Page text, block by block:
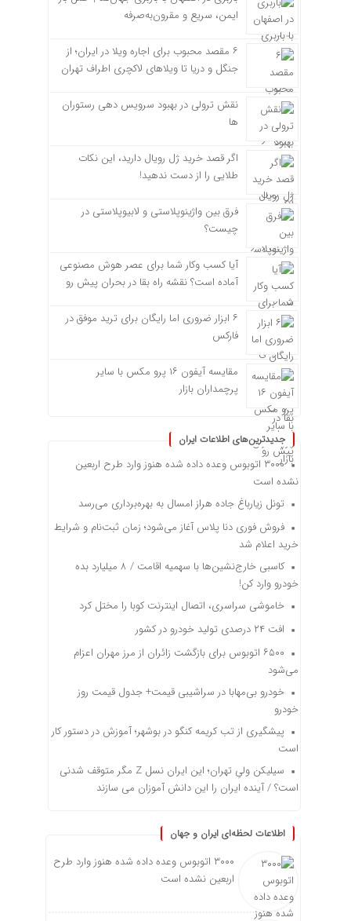
ایمن، سریع و مقرون‌به‌صرفه
۶ مقصد محبوب برای اجاره ویلا در ایران؛ از
جنگل و دریا تا ویلاهای لاکچری اطراف تهران
نقش ترولی در بهبود سرویس دهی رستوران
ها
اگر قصد خرید ژل رویال دارید، این نکات
طلایی را از دست ندهید!
فرق بین واژینوپلاستی و لابیوپلاستی در
چیست؟
آیا کسب وکار شما برای عصر هوش مصنوعی
آماده است؟ نقشه راه بقا در بحران پیش رو
۶ ابزار ضروری اما رایگان برای ترید موفق در
فارکس
مقایسه آیفون ۱۶ پرو مکس با سایر
پرچمداران بازار
جدیدترین‌های اطلاعات ایران
۳۰۰۰ اتوبوس وعده داده شده هنوز وارد طرح اربعین
نشده است
تونل زیارباغ جاده هراز امسال به بهره‌برداری می‌رسد
فروش فوری دنا پلاس آغاز می‌شود؛ زمان ثبت‌نام و شرایط
خرید اعلام شد
کاسبی خارج‌نشین‌ها با سهمیه اقامت / ۸ میلیارد بده
خودرو وارد کن!
خاموشی سراسری، اتصال اینترنت کوبا را مختل کرد
افت ۲۴ درصدی تولید خودرو در کشور
۶۵۰۰ اتوبوس برای بازگشت زائران از مرز مهران اعزام
می‌شود
خودرو بی‌مهابا در سراشیبی قیمت+ جدول قیمت روز
خودرو
پیشگیری از تب کریمه کنگو در بوشهر؛ آموزش در دستور کار
است
سیلیکن ولیِ تهران؛ این ایران نسل Z مگر متوقف شدنی
است؟ / آینده ایران را این دانش آموزان می سازند
اطلاعات لحظه‌ای ایران و جهان
۳۰۰۰ اتوبوس وعده داده شده هنوز وارد طرح
اربعین نشده است